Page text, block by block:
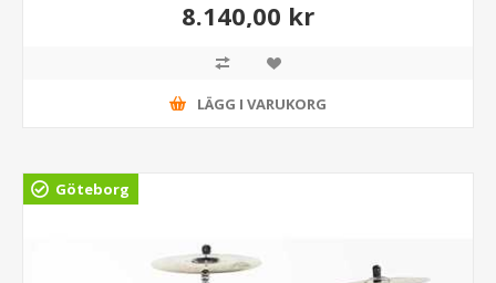
8.140,00 kr
LÄGG I VARUKORG
Göteborg